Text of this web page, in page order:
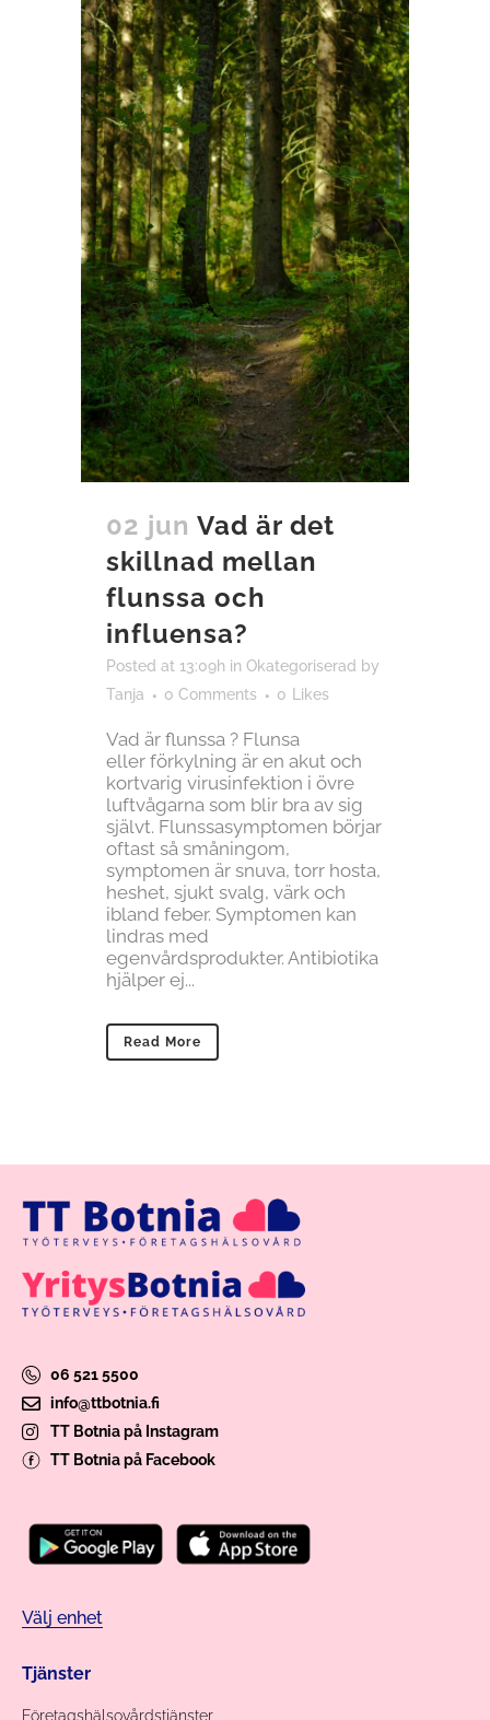
02 jun Vad är det
skillnad mellan
flunssa och
influensa?
Posted at 13:09h in Okategoriserad by
Tanja
0 Comments 0 Likes
Vad är flunssa ? Flunsa
eller förkylning är en akut och
kortvarig virusinfektion i övre
luftvågarna som blir bra av sig
självt. Flunssasymptomen börjar
oftast så småningom,
symptomen är snuva, torr hosta,
heshet, sjukt svalg, värk och
ibland feber. Symptomen kan
lindras med
egenvårdsprodukter. Antibiotika
hjälper ej...
Read More
06 521 5500
info@ttbotnia.fi
TT Botnia på Instagram
TT Botnia på Facebook
Välj enhet
Tjänster
Företagshälsovårdstjänster